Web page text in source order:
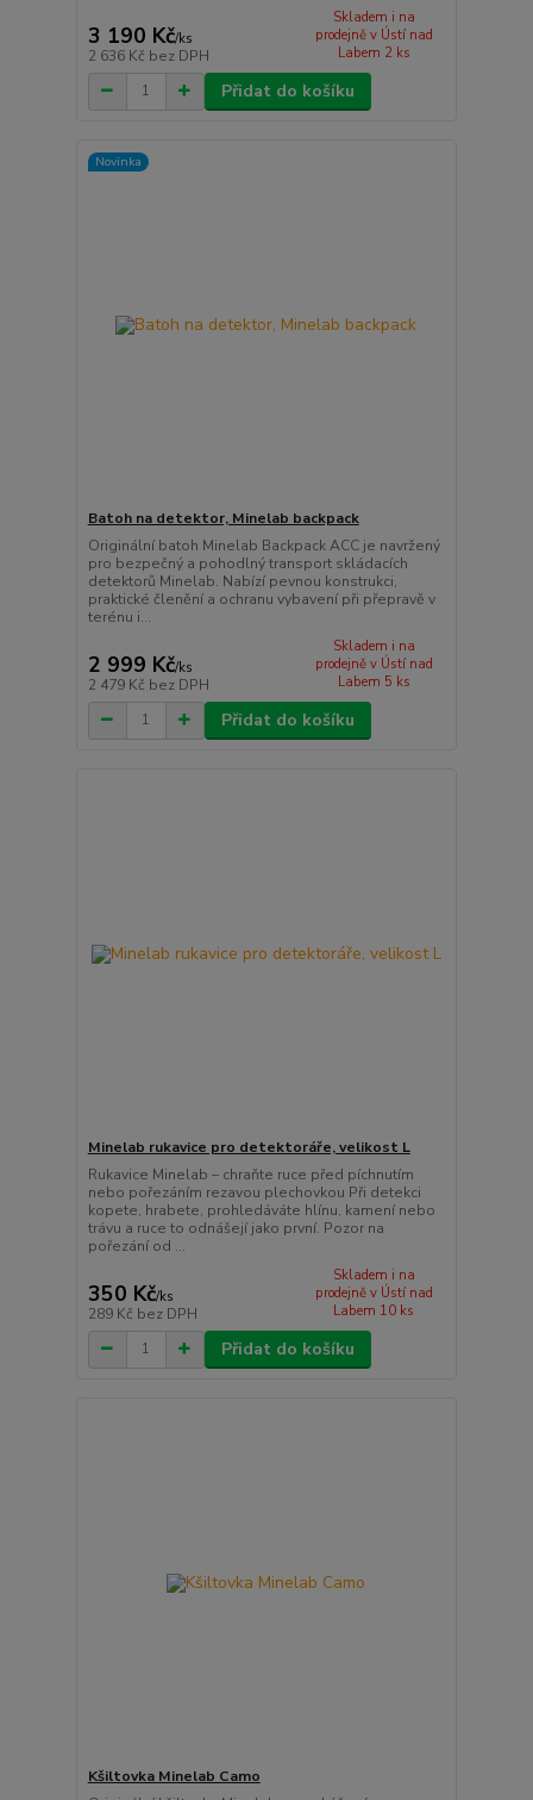
3 190 Kč/ks
2 636 Kč bez DPH
Skladem i na
prodejně v Ústí nad
Labem 2 ks
Přidat do košíku
Novinka
Batoh na detektor, Minelab backpack
Originální batoh Minelab Backpack ACC je navržený
pro bezpečný a pohodlný transport skládacích
detektorů Minelab. Nabízí pevnou konstrukci,
praktické členění a ochranu vybavení při přepravě v
terénu i...
2 999 Kč/ks
2 479 Kč bez DPH
Skladem i na
prodejně v Ústí nad
Labem 5 ks
Přidat do košíku
Minelab rukavice pro detektoráře, velikost L
Rukavice Minelab – chraňte ruce před píchnutím
nebo pořezáním rezavou plechovkou Při detekci
kopete, hrabete, prohledáváte hlínu, kamení nebo
trávu a ruce to odnášejí jako první. Pozor na
pořezání od ...
350 Kč/ks
289 Kč bez DPH
Skladem i na
prodejně v Ústí nad
Labem 10 ks
Přidat do košíku
Kšiltovka Minelab Camo